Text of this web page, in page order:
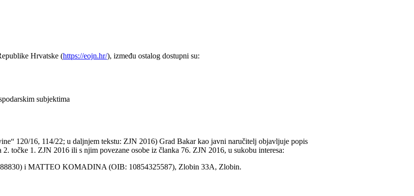
Hrvatske (https://eojn.hr/), između ostalog dostupni su:
subjektima
120/16, 114/22; u daljnjem tekstu: ZJN 2016) Grad Bakar kao javni naručitelj objavljuje popis
točke 1. ZJN 2016 ili s njim povezane osobe iz članka 76. ZJN 2016, u sukobu interesa:
i MATTEO KOMADINA (OIB: 10854325587), Zlobin 33A, Zlobin.